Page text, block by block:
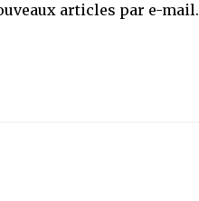
articles par e-mail.